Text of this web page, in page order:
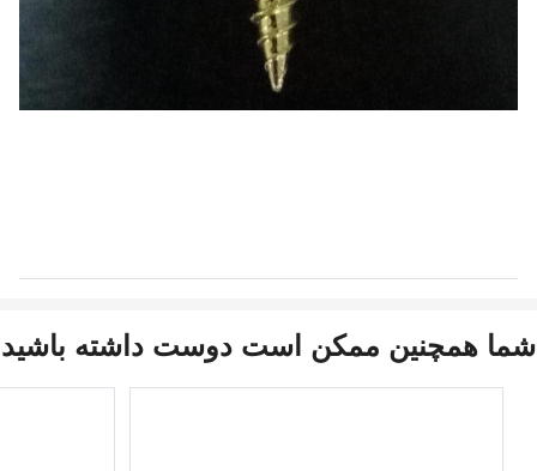
شما همچنین ممکن است دوست داشته باشید